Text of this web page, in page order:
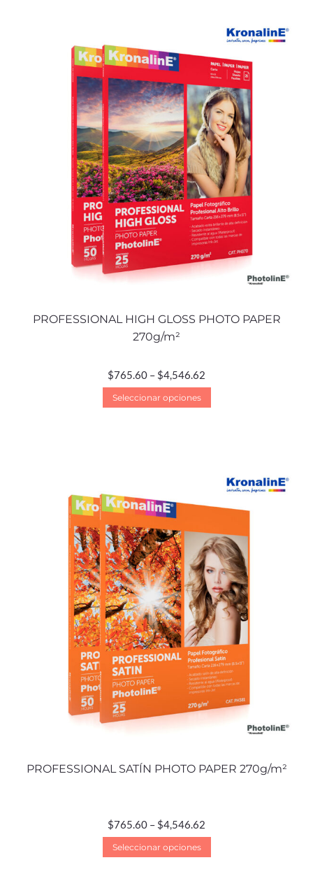
PROFESSIONAL HIGH GLOSS PHOTO PAPER
270g/m²
$765.60 – $4,546.62
Seleccionar opciones
PROFESSIONAL SATÍN PHOTO PAPER 270g/m²
$765.60 – $4,546.62
Seleccionar opciones